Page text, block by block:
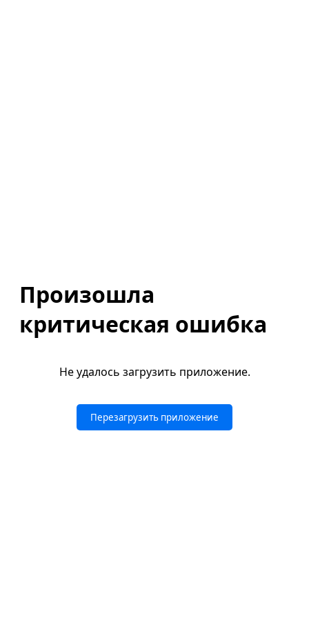
Произошла
критическая ошибка
Не удалось загрузить приложение.
Перезагрузить приложение